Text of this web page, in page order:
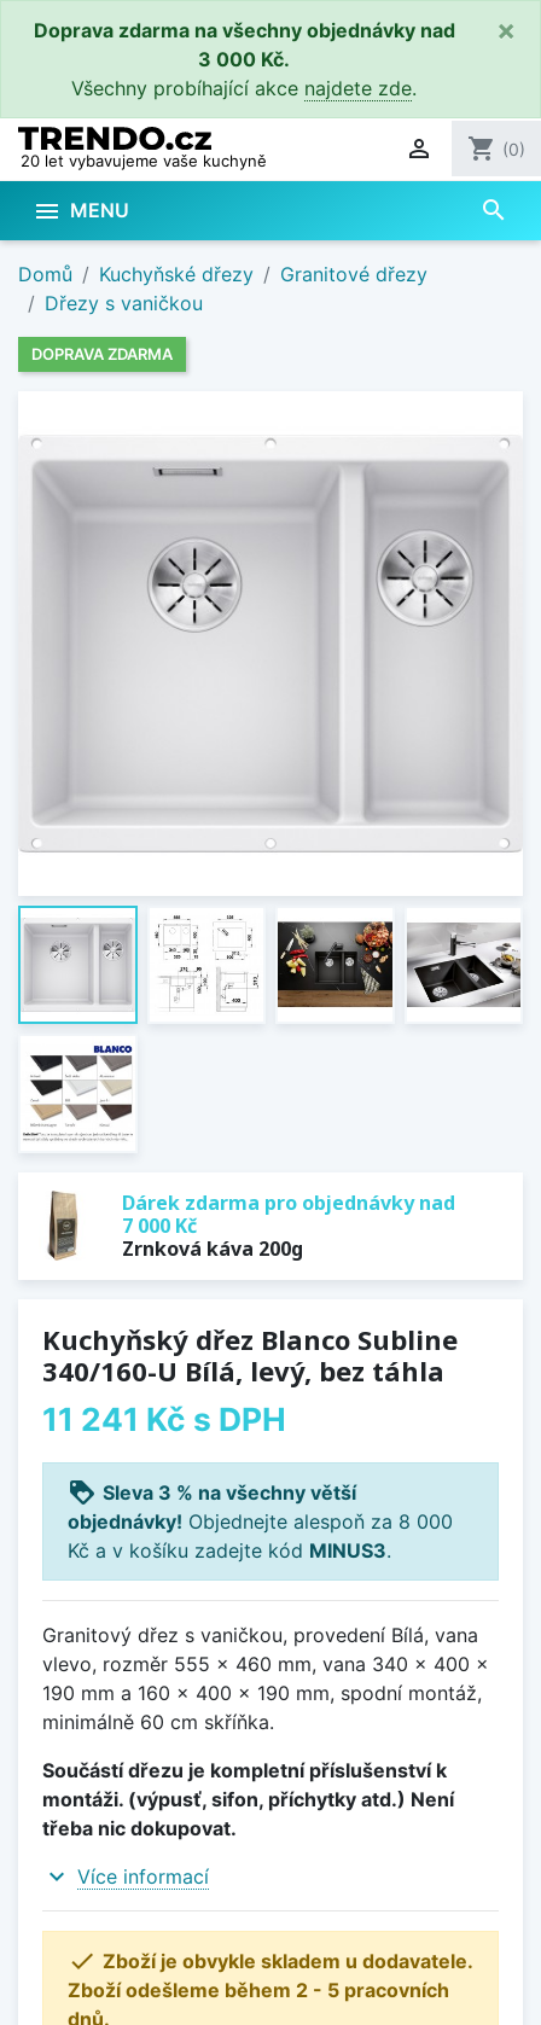
Doprava zdarma na všechny objednávky nad
3 000 Kč.
Všechny probíhající akce najdete zde.
×
20 let vybavujeme vaše kuchyně  shopping_cart (0)
 MENU search
Domů Kuchyňské dřezy
Granitové dřezy
Dřezy s vaničkou
DOPRAVA ZDARMA
Dárek zdarma pro objednávky nad
7 000 Kč
Zrnková káva 200g
Kuchyňský dřez Blanco Subline
340/160-U Bílá, levý, bez táhla
11 241 Kč s DPH
loyalty Sleva 3 % na všechny větší
objednávky! Objednejte alespoň za 8 000
Kč a v košíku zadejte kód MINUS3.
Granitový dřez s vaničkou, provedení Bílá, vana
vlevo, rozměr 555 x 460 mm, vana 340 x 400 x
190 mm a 160 x 400 x 190 mm, spodní montáž,
minimálně 60 cm skříňka.
Součástí dřezu je kompletní příslušenství k
montáži. (výpusť, sifon, příchytky atd.) Není
třeba nic dokupovat.
expand_more Více informací
 Zboží je obvykle skladem u dodavatele.
Zboží odešleme během 2 - 5 pracovních
dnů.